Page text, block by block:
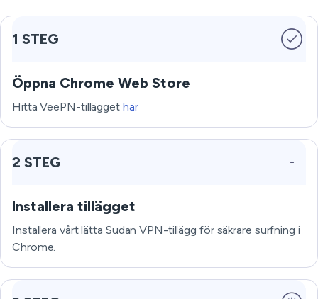
1 STEG
Öppna Chrome Web Store
Hitta VeePN-tillägget här
2 STEG
Installera tillägget
Installera vårt lätta Sudan VPN-tillägg för säkrare surfning i
Chrome.